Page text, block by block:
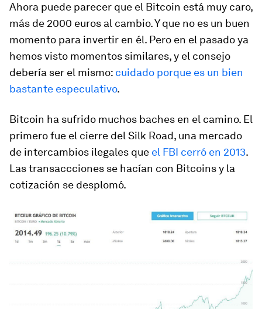
Ahora puede parecer que el Bitcoin está muy caro,
más de 2000 euros al cambio. Y que no es un buen
momento para invertir en él. Pero en el pasado ya
hemos visto momentos similares, y el consejo
debería ser el mismo: cuidado porque es un bien
bastante especulativo.
Bitcoin ha sufrido muchos baches en el camino. El
primero fue el cierre del Silk Road, una mercado
de intercambios ilegales que el FBI cerró en 2013.
Las transaccciones se hacían con Bitcoins y la
cotización se desplomó.